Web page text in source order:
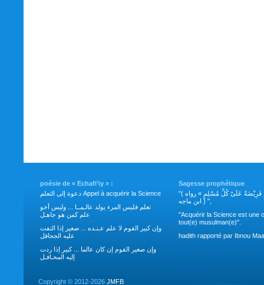
poésie de « Echafi’iy » :
دعوة إلى التعلم Appel à acquérir la Science
تعلم فليس المرء يولد عالـمــا ... وليس أخو
علم كمن هو جاهـل
وإن كبير القوم لا علم عـنـده ... صغير إذا التفت
عليه الجحافل
وإن صغير القوم إن كان عالما ... كبير إذا ردت
إليه المحـافـل
Sagesse prophétique
"( طَلَبُ العِلْمِ فَرِيْضَةٌ عَلَىْ كُلِّ مُسْلِمٍ » رواه
ابن ماجه ) ",
"Acquérir la Science est une
tout(e) musulman(e)".
hadith rapporté par Ibnou
Copyright © 2012-2026 JMFB